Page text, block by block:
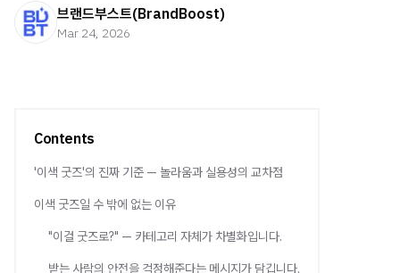
브랜드부스트(BrandBoost)
Mar 24, 2026
Contents
'이색 굿즈'의 진짜 기준 — 놀라움과 실용성의 교차점
이색 굿즈일 수 밖에 없는 이유
"이걸 굿즈로?" — 카테고리 자체가 차별화입니다.
받는 사람의 안전을 걱정해준다는 메시지가 담깁니다.